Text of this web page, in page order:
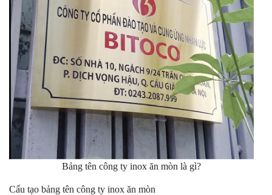
Bảng tên công ty inox ăn mòn là gì?
Cấu tạo bảng tên công ty inox ăn mòn